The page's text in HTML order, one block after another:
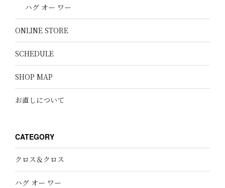
ハグ オー ワー
ONLINE STORE
SCHEDULE
SHOP MAP
お直しについて
CATEGORY
クロス＆クロス
ハグ オー ワー